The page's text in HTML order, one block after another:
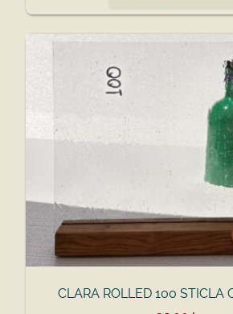
CLARA ROLLED 100 STICLA